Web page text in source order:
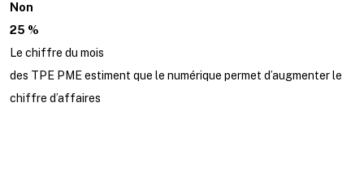
Non
25 %
Le chiffre du mois
des TPE PME estiment que le numérique permet d’augmenter le
chiffre d’affaires